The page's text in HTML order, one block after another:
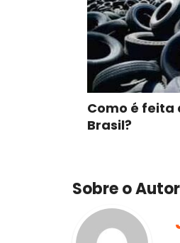
Como é feita
Brasil?
Sobre o Autor